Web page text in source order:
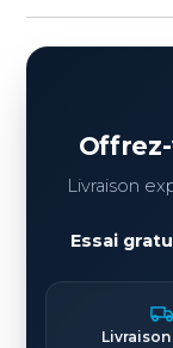
Livraison
Essai